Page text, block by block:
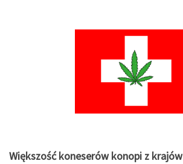
Większość koneserów konopi z krajów